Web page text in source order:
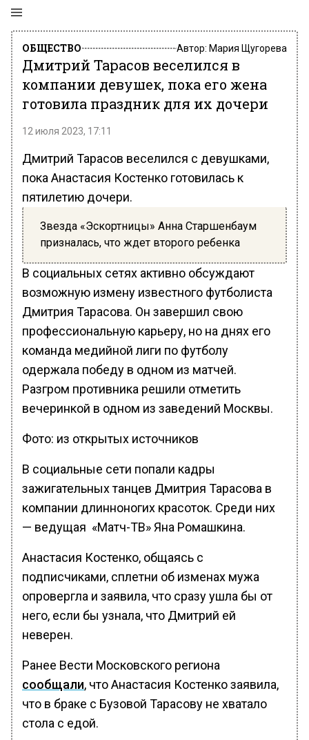
ОБЩЕСТВО Автор: Мария Щугорева
Дмитрий Тарасов веселился в
компании девушек, пока его жена
готовила праздник для их дочери
12 июля 2023, 17:11
Дмитрий Тарасов веселился с девушками,
пока Анастасия Костенко готовилась к
пятилетию дочери.
Звезда «Эскортницы» Анна Старшенбаум
призналась, что ждет второго ребенка
В социальных сетях активно обсуждают
возможную измену известного футболиста
Дмитрия Тарасова. Он завершил свою
профессиональную карьеру, но на днях его
команда медийной лиги по футболу
одержала победу в одном из матчей.
Разгром противника решили отметить
вечеринкой в одном из заведений Москвы.
Фото: из открытых источников
В социальные сети попали кадры
зажигательных танцев Дмитрия Тарасова в
компании длинноногих красоток. Среди них
— ведущая «Матч-ТВ» Яна Ромашкина.
Анастасия Костенко, общаясь с
подписчиками, сплетни об изменах мужа
опровергла и заявила, что сразу ушла бы от
него, если бы узнала, что Дмитрий ей
неверен.
Ранее Вести Московского региона
сообщали, что Анастасия Костенко заявила,
что в браке с Бузовой Тарасову не хватало
стола с едой.